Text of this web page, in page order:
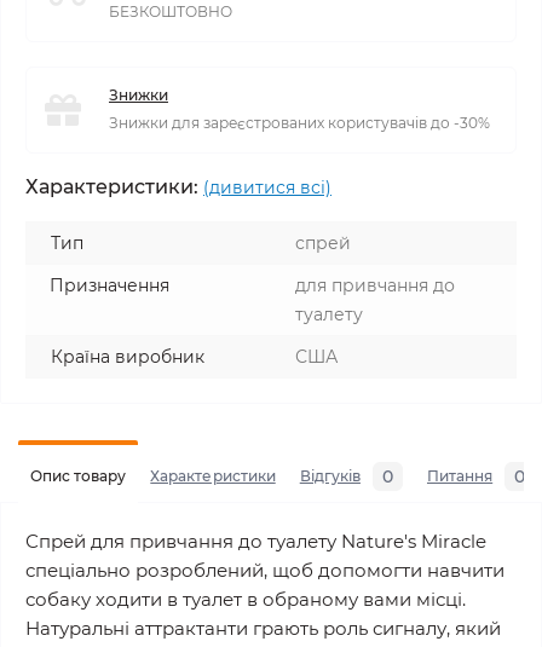
БЕЗКОШТОВНО
Знижки
Знижки для зареєстрованих користувачів до -30%
Характеристики: (дивитися всі)
Тип
спрей
Призначення
для привчання до
туалету
Країна виробник
США
Опис товару Характеристики Відгуків 0 Питання 0
Спрей для привчання до туалету Nature's Miracle
спеціально розроблений, щоб допомогти навчити
собаку ходити в туалет в обраному вами місці.
Натуральні аттрактанти грають роль сигналу, який